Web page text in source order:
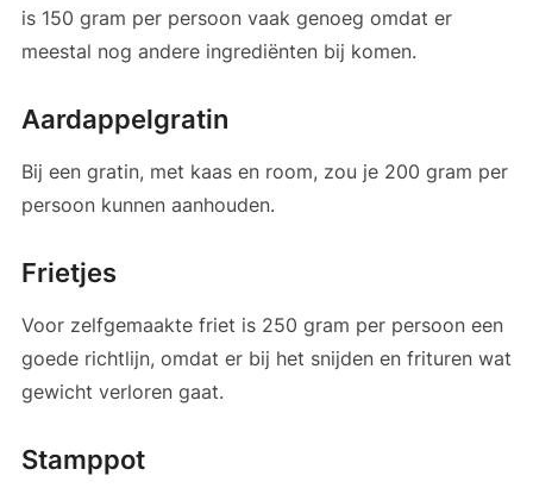
is 150 gram per persoon vaak genoeg omdat er
meestal nog andere ingrediënten bij komen.
Aardappelgratin
Bij een gratin, met kaas en room, zou je 200 gram per
persoon kunnen aanhouden.
Frietjes
Voor zelfgemaakte friet is 250 gram per persoon een
goede richtlijn, omdat er bij het snijden en frituren wat
gewicht verloren gaat.
Stamppot